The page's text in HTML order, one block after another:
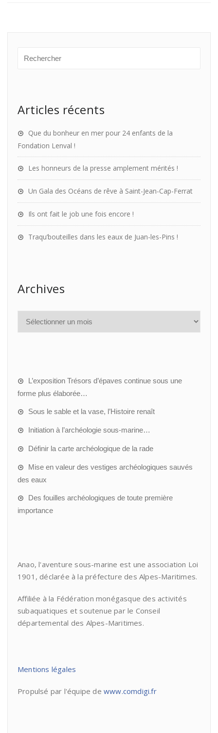
Articles récents
Que du bonheur en mer pour 24 enfants de la
Fondation Lenval !
Les honneurs de la presse amplement mérités !
Un Gala des Océans de rêve à Saint-Jean-Cap-Ferrat
Ils ont fait le job une fois encore !
Traqu’bouteilles dans les eaux de Juan-les-Pins !
Archives
L’exposition Trésors d’épaves continue sous une
forme plus élaborée…
Sous le sable et la vase, l’Histoire renaît
Initiation à l’archéologie sous-marine…
Définir la carte archéologique de la rade
Mise en valeur des vestiges archéologiques sauvés
des eaux
Des fouilles archéologiques de toute première
importance
Anao, l'aventure sous-marine est une association Loi
1901, déclarée à la préfecture des Alpes-Maritimes.
Affiliée à la Fédération monégasque des activités
subaquatiques et soutenue par le Conseil
départemental des Alpes-Maritimes.
Mentions légales
Propulsé par l'équipe de www.comdigi.fr